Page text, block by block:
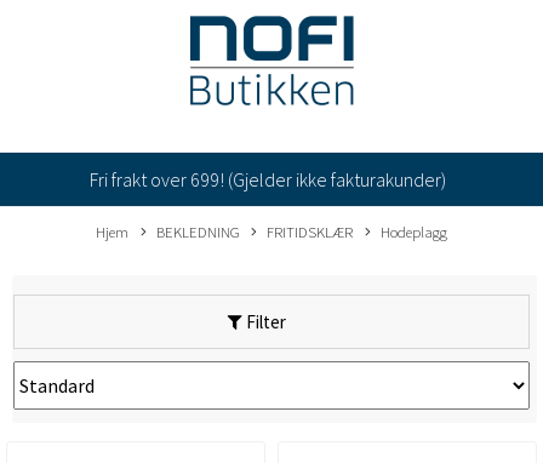
Fri frakt over 699! (Gjelder ikke fakturakunder)
Hjem BEKLEDNING FRITIDSKLÆR Hodeplagg
Filter